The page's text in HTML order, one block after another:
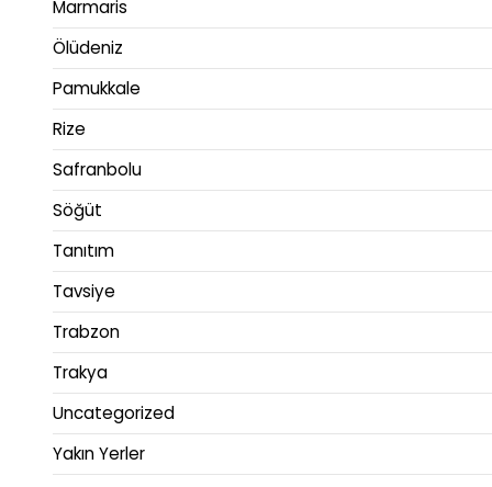
Marmaris
Ölüdeniz
Pamukkale
Rize
Safranbolu
Söğüt
Tanıtım
Tavsiye
Trabzon
Trakya
Uncategorized
Yakın Yerler